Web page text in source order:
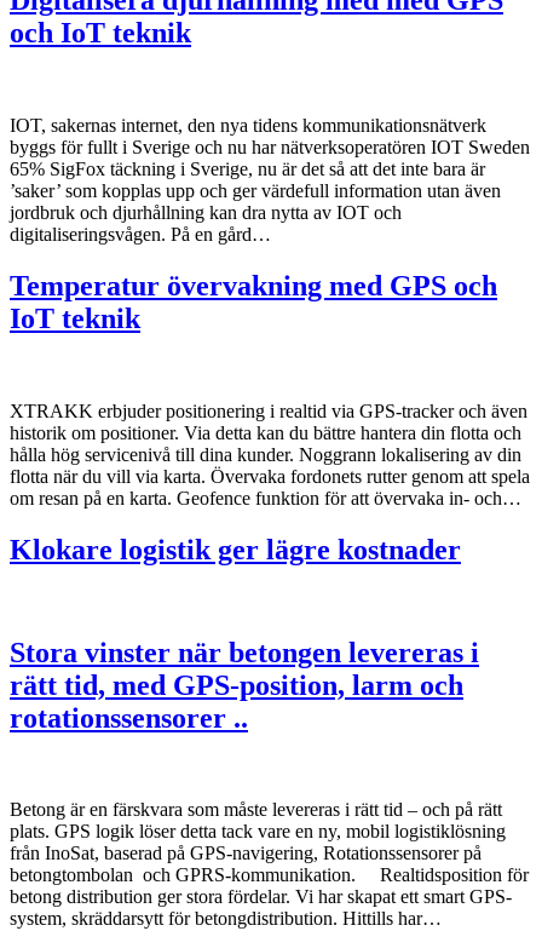
och IoT teknik
IOT, sakernas internet, den nya tidens kommunikationsnätverk
byggs för fullt i Sverige och nu har nätverksoperatören IOT Sweden
65% SigFox täckning i Sverige, nu är det så att det inte bara är
’saker’ som kopplas upp och ger värdefull information utan även
jordbruk och djurhållning kan dra nytta av IOT och
digitaliseringsvågen. På en gård…
Temperatur övervakning med GPS och
IoT teknik
XTRAKK erbjuder positionering i realtid via GPS-tracker och även
historik om positioner. Via detta kan du bättre hantera din flotta och
hålla hög servicenivå till dina kunder. Noggrann lokalisering av din
flotta när du vill via karta. Övervaka fordonets rutter genom att spela
om resan på en karta. Geofence funktion för att övervaka in- och…
Klokare logistik ger lägre kostnader
Stora vinster när betongen levereras i
rätt tid, med GPS-position, larm och
rotationssensorer ..
Betong är en färskvara som måste levereras i rätt tid – och på rätt
plats. GPS logik löser detta tack vare en ny, mobil logistiklösning
från InoSat, baserad på GPS-navigering, Rotationssensorer på
betongtombolan och GPRS-kommunikation. Realtidsposition för
betong distribution ger stora fördelar. Vi har skapat ett smart GPS-
system, skräddarsytt för betongdistribution. Hittills har…